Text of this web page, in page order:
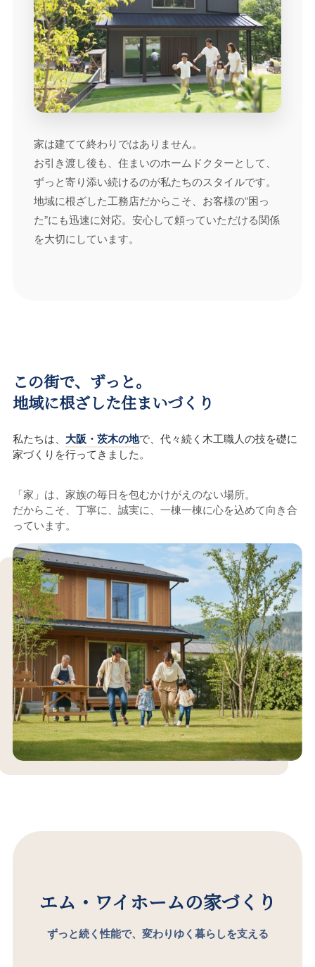
家は建てて終わりではありません。
お引き渡し後も、住まいのホームドクターとして、
ずっと寄り添い続けるのが私たちのスタイルです。
地域に根ざした工務店だからこそ、お客様の“困っ
た”にも迅速に対応。安心して頼っていただける関係
を大切にしています。
この街で、ずっと。
地域に根ざした住まいづくり
私たちは、 大阪・茨木の地で、代々続く木工職人の技を礎に
家づくりを行ってきました。
「家」は、家族の毎日を包むかけがえのない場所。
だからこそ、丁寧に、誠実に、一棟一棟に心を込めて向き合
っています。
エム・ワイホームの家づくり
ずっと続く性能で、変わりゆく暮らしを支える